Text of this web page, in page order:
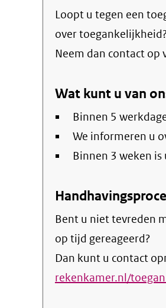
Loopt u tegen een
over
Neem dan contact op
Wat kunt u van
Binnen 5
We informeren u
Binnen 3 weken
Bent u niet tevreden
op tijd gereageerd?
Dan kunt u contact
rekenkamer.nl/